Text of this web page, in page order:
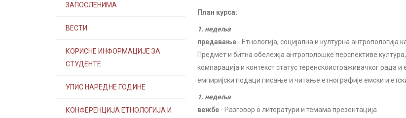
ЗАПОСЛЕНИМА
ВЕСТИ
КОРИСНЕ ИНФОРМАЦИЈЕ ЗА
СТУДЕНТЕ
УПИС НАРЕДНЕ ГОДИНЕ
КОНФЕРЕНЦИЈА ЕТНОЛОГИЈА И
План курса:
1. недеља
предавање - Етнологија, социјална и културна антропологија
Предмет и битна обележја антрополошке перспективе
компарација и контекст статус теренскоистраживачког рада и
емпиријски подаци писање и читање етнографије емски и
1. недеља
вежбе - Разговор о литератури и темама презентација